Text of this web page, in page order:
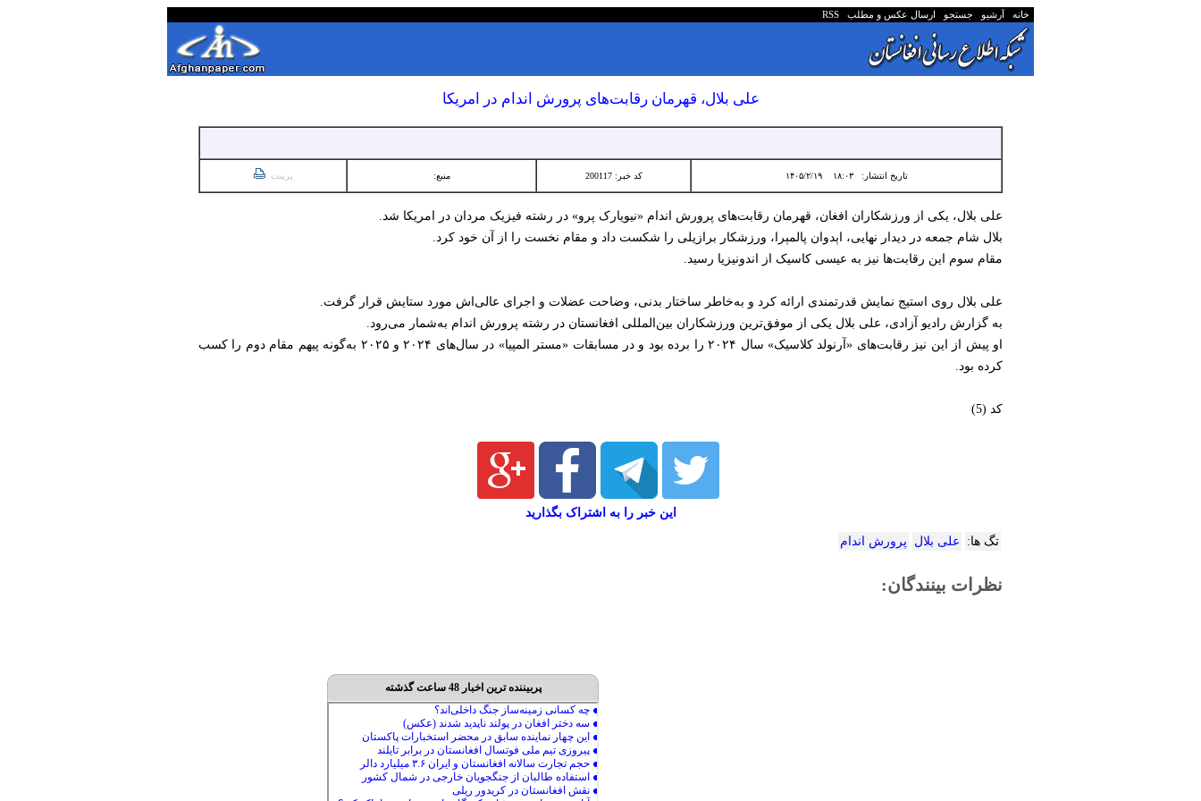
خانه آرشیو جستجو ارسال عکس و مطلب RSS
علی بلال، قهرمان رقابت‌های پرورش اندام در امریکا
تاریخ انتشار:۱۸:۰۳ ۱۴۰۵/۲/۱۹ کد خبر: 200117 منبع: پرینت
علی بلال، یکی از ورزشکاران افغان، قهرمان رقابت‌های پرورش اندام «نیویارک پرو» در رشته فیزیک مردان در امریکا شد.
بلال شام جمعه در دیدار نهایی، اېدوان پالمېرا، ورزشکار برازیلی را شکست داد و مقام نخست را از آن خود کرد.
مقام سوم این رقابت‌ها نیز به عیسی کاسیک از اندونیزیا رسید.
علی بلال روی استیج نمایش قدرتمندی ارائه کرد و به‌خاطر ساختار بدنی، وضاحت عضلات و اجرای عالی‌اش مورد ستایش قرار گرفت.
به گزارش رادیو آزادی، علی بلال یکی از موفق‌ترین ورزشکاران بین‌المللی افغانستان در رشته پرورش اندام به‌شمار می‌رود.
او پیش از این نیز رقابت‌های «آرنولد کلاسیک» سال ۲۰۲۴ را برده بود و در مسابقات «مستر المپیا» در سال‌های ۲۰۲۴ و ۲۰۲۵ به‌گونه پیهم مقام دوم را کسب
کرده بود.
کد (5)
این خبر را به اشتراک بگذارید
تگ ها: علی بلال پرورش اندام
نظرات بینندگان:
پربیننده ترین اخبار 48 ساعت گذشته